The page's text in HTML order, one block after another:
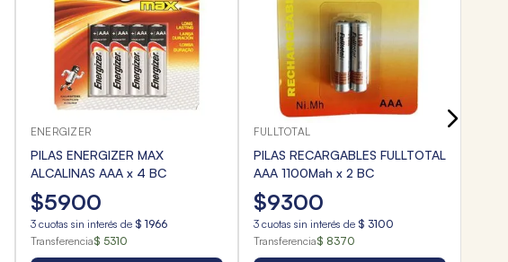
ENERGIZER
PILAS ENERGIZER MAX
ALCALINAS AAA x 4 BC
$5900
3 cuotas sin interés de $ 1966
Transferencia$ 5310
FULLTOTAL
PILAS RECARGABLES FULLTOTAL
AAA 1100Mah x 2 BC
$9300
3 cuotas sin interés de $ 3100
Transferencia$ 8370